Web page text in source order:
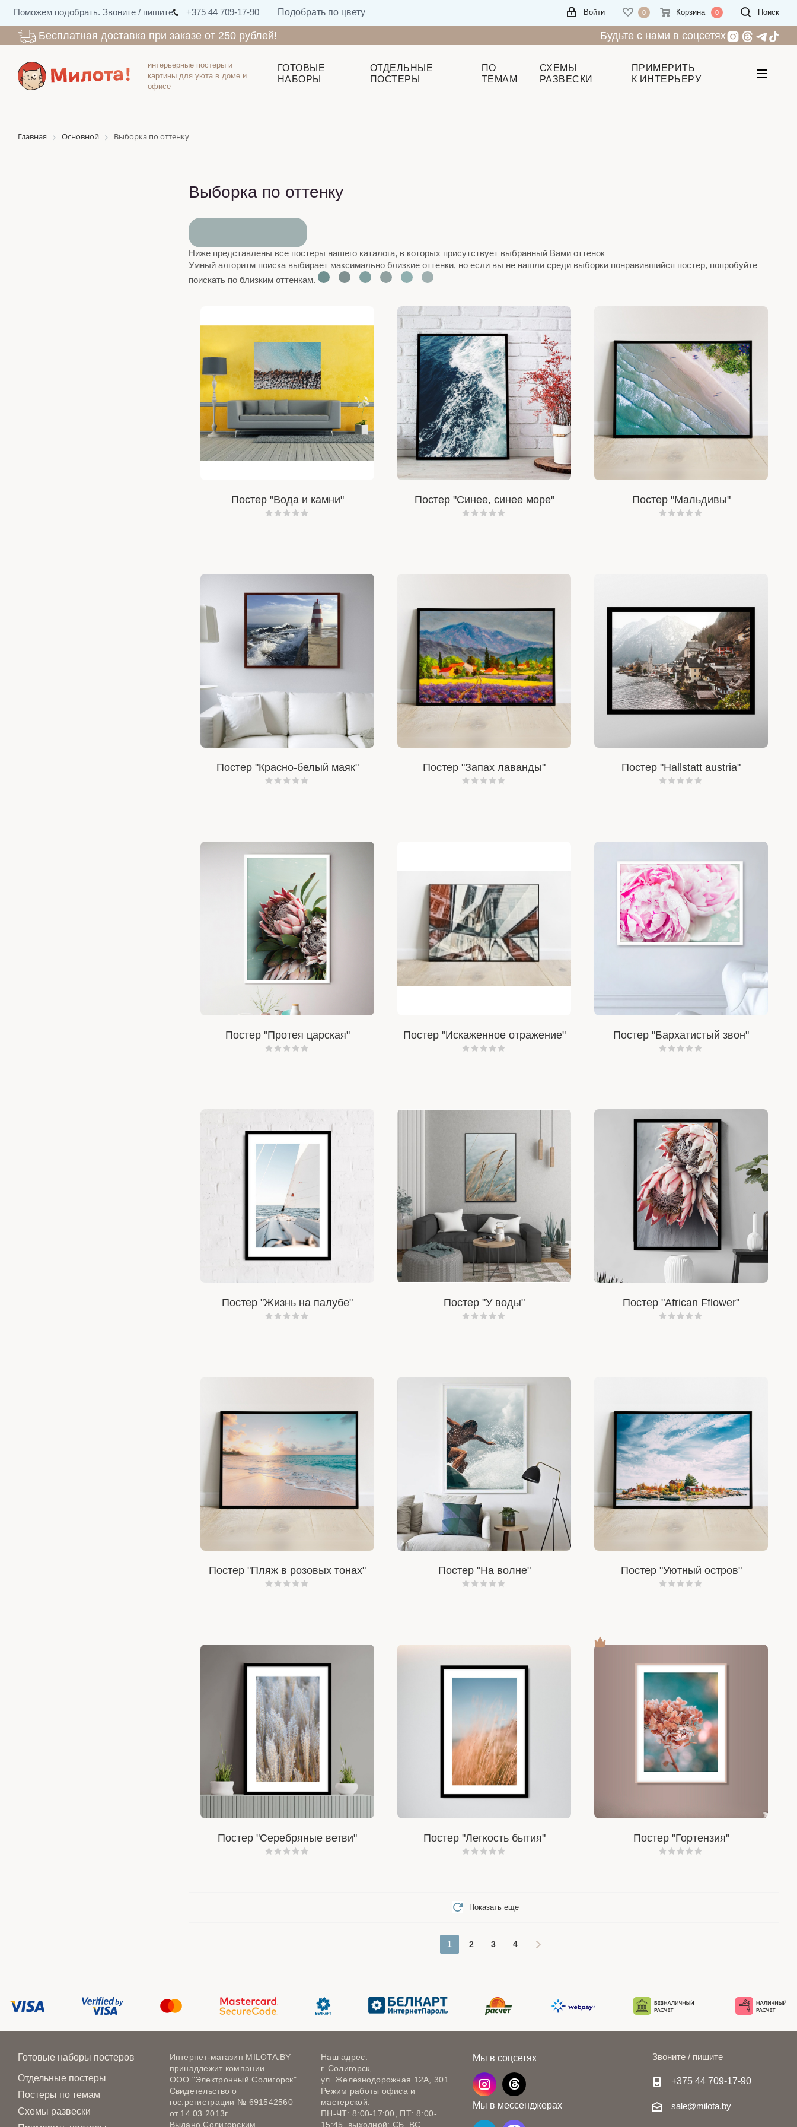
Поможем подобрать. Звоните / пишите +375 44 709-17-90 Подобрать по цвету Поиск
0 Корзина 0
Войти
Бесплатная доставка при заказе от 250 рублей! Будьте с нами в соцсетях
интерьерные постеры и
картины для уюта в доме и
офисе
ГОТОВЫЕ
НАБОРЫ
ОТДЕЛЬНЫЕ
ПОСТЕРЫ
ПО
ТЕМАМ
СХЕМЫ
РАЗВЕСКИ
ПРИМЕРИТЬ
К ИНТЕРЬЕРУ
Главная Основной Выборка по оттенку
Выборка по оттенку
Ниже представлены все постеры нашего каталога, в которых присутствует выбранный Вами оттенок
Умный алгоритм поиска выбирает максимально близкие оттенки, но если вы не нашли среди выборки понравившийся постер, попробуйте
поискать по близким оттенкам.
Постер "Вода и камни" Постер "Синее, синее море" Постер "Мальдивы"
Постер "Красно-белый маяк" Постер "Запах лаванды" Постер "Hallstatt austria"
Постер "Протея царская" Постер "Искаженное отражение" Постер "Бархатистый звон"
Постер "Жизнь на палубе" Постер "У воды" Постер "African Fflower"
Постер "Пляж в розовых тонах" Постер "На волне" Постер "Уютный остров"
Постер "Серебряные ветви" Постер "Легкость бытия" Постер "Гортензия"
Показать еще
1 2 3 4
Готовые наборы постеров
Отдельные постеры
Постеры по темам
Схемы развески
Интернет-магазин MILOTA.BY
принадлежит компании
ООО "Электронный Солигорск".
Свидетельство о
гос.регистрации № 691542560
от 14.03.2013г.
Выдано Солигорским
Наш адрес:
г. Солигорск,
ул. Железнодорожная 12А, 301
Режим работы офиса и
мастерской:
ПН-ЧТ: 8:00-17:00, ПТ: 8:00-
15:45, выходной: СБ, ВС.
Мы в соцсетях
Мы в мессенджерах
Звоните / пишите
+375 44 709-17-90
sale@milota.by